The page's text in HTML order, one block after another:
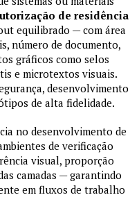
de residência
equilibrado — com área
número de documento,
gráficos como selos
e microtextos visuais.
desenvolvimento
de alta fidelidade.
no desenvolvimento de
de verificação
visual, proporção
camadas — garantindo
em fluxos de trabalho